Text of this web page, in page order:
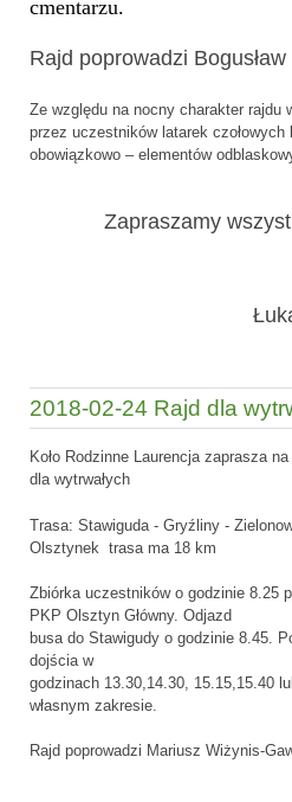
cmentarzu.
Rajd poprowadzi
Ze względu na nocny charakter rajdu
przez uczestników latarek czołowych
obowiązkowo – elementów
Zapraszamy
2018-02-24 Rajd dla
Koło Rodzinne Laurencja zaprasza
dla wytrwałych
Trasa: Stawiguda - Gryźliny -
Olsztynek trasa ma 18 km
Zbiórka uczestników o godzinie 8.25
PKP Olsztyn Główny. Odjazd
busa do Stawigudy o godzinie 8.45.
dojścia w
godzinach 13.30,14.30, 15.15,15.40
własnym zakresie.
Rajd poprowadzi Mariusz Wiżynis-